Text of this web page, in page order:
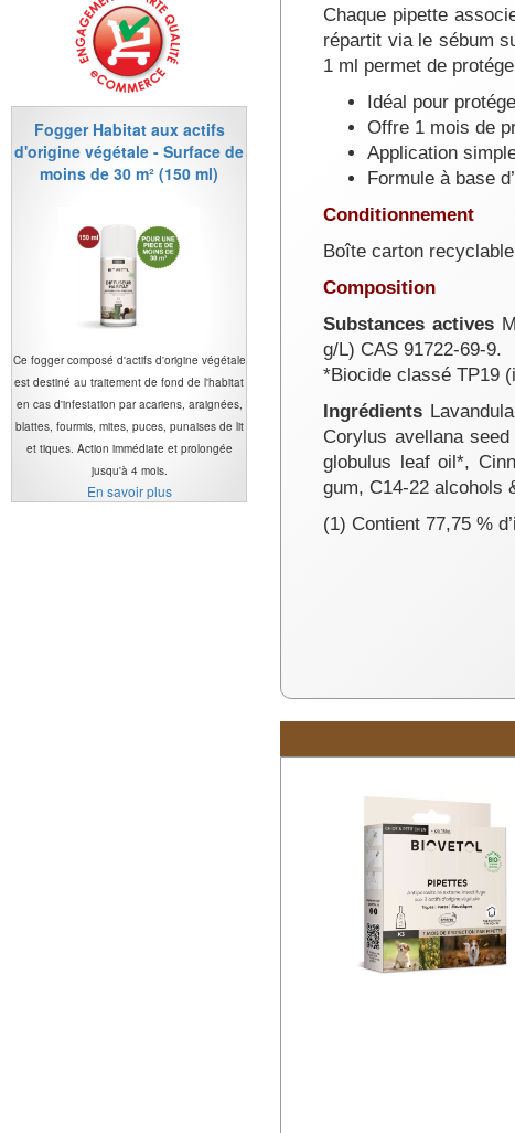
Fogger Habitat aux actifs
d'origine végétale - Surface de
moins de 30 m² (150 ml)
Ce fogger composé d'actifs d'origine végétale
est destiné au traitement de fond de l'habitat
en cas d'infestation par acariens, araignées,
blattes, fourmis, mites, puces, punaises de lit
et tiques. Action immédiate et prolongée
jusqu'à 4 mois.
En savoir plus
Chaque pipette
répartit via le sébum
1 ml permet de
Idéal pour
Offre 1 mois de
Application
Formule à base
Conditionnement
Boîte carton
Composition
Substances actives
g/L) CAS 91722-69-9.
*Biocide classé TP19
Ingrédients
Corylus avellana
globulus leaf oil*,
gum, C14-22 alcohols
(1) Contient 77,75 %